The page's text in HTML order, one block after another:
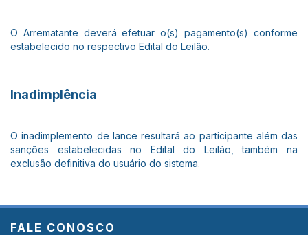
O Arrematante deverá efetuar o(s) pagamento(s) conforme
estabelecido no respectivo Edital do Leilão.
Inadimplência
O inadimplemento de lance resultará ao participante além das
sanções estabelecidas no Edital do Leilão, também na
exclusão definitiva do usuário do sistema.
FALE CONOSCO